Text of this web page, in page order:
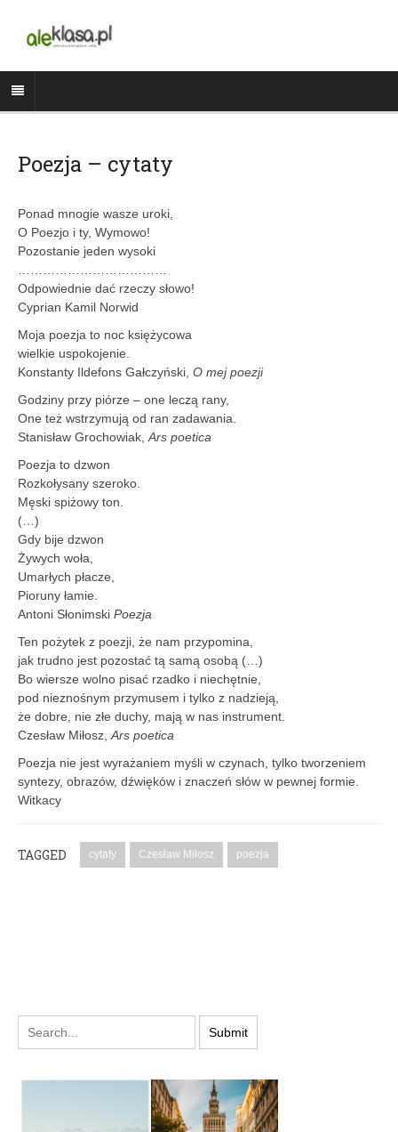
Poezja – cytaty
Ponad mnogie wasze uroki,
O Poezjo i ty, Wymowo!
Pozostanie jeden wysoki
Odpowiednie dać rzeczy słowo!
Cyprian Kamil Norwid
Moja poezja to noc księżycowa
wielkie uspokojenie.
Konstanty Ildefons Gałczyński, O mej poezji
Godziny przy piórze – one leczą rany,
One też wstrzymują od ran zadawania.
Stanisław Grochowiak, Ars poetica
Poezja to dzwon
Rozkołysany szeroko.
Męski spiżowy ton.
(…)
Gdy bije dzwon
Żywych woła,
Umarłych płacze,
Pioruny łamie.
Antoni Słonimski Poezja
Ten pożytek z poezji, że nam przypomina,
jak trudno jest pozostać tą samą osobą (…)
Bo wiersze wolno pisać rzadko i niechętnie,
pod nieznośnym przymusem i tylko z nadzieją,
że dobre, nie złe duchy, mają w nas instrument.
Czesław Miłosz, Ars poetica
Poezja nie jest wyrażaniem myśli w czynach, tylko tworzeniem
syntezy, obrazów, dźwięków i znaczeń słów w pewnej formie.
Witkacy
TAGGED cytaty Czesław Miłosz poezja